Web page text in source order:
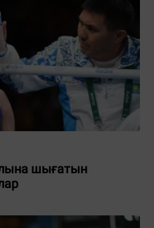
шығатын